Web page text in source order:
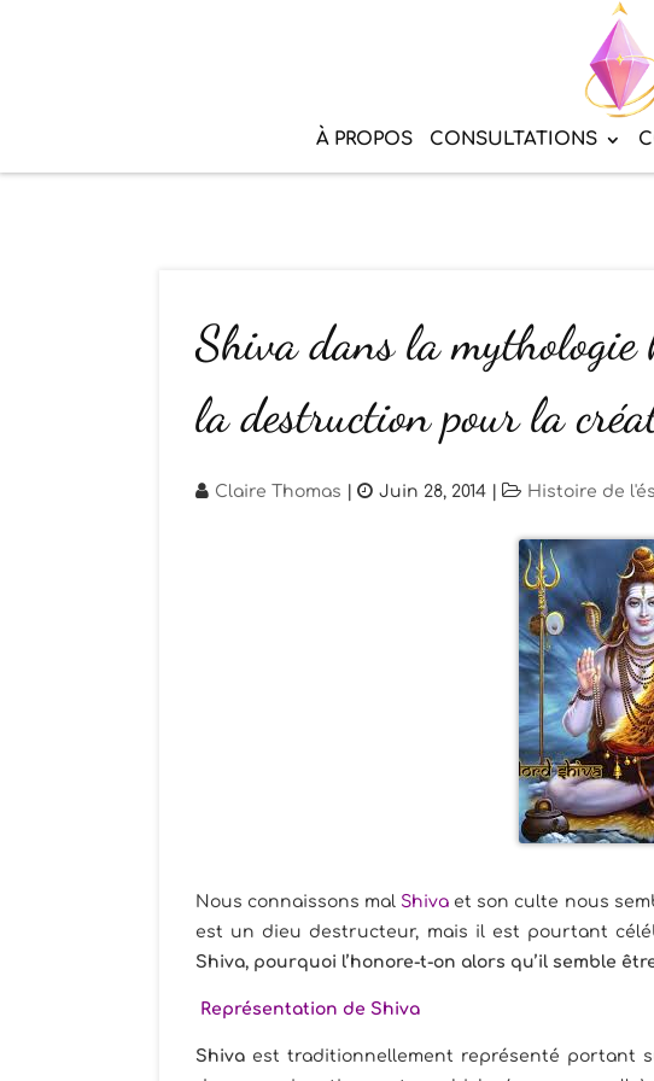
À PROPOS CONSULTATIONS
Shiva dans la mythologie
la destruction pour la
Claire Thomas Juin 28, 2014 Histoire de
Nous connaissons mal Shiva et son culte nous
est un dieu destructeur, mais il est pourtant
Shiva, pourquoi l’honore-t-on alors qu’il semble
Représentation de Shiva
Shiva est traditionnellement représenté portant